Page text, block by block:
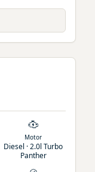
Motor
Diesel · 2.0l Turbo
Panther